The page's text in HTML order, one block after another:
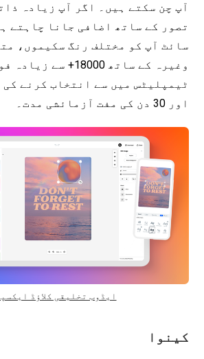
آپ چن سکتے ہیں۔ اگر آپ زیادہ
تصور کے ساتھ اضافی جانا چاہتے
سائٹ آپ کو مختلف رنگ سکیموں،
وغیرہ کے ساتھ 18000+ سے
ٹیمپلیٹس میں سے انتخاب کرنے
اور 30 دن کی مفت آزمائشی مدت۔
ایڈوب تخلیقی کلاؤڈ
کینوا